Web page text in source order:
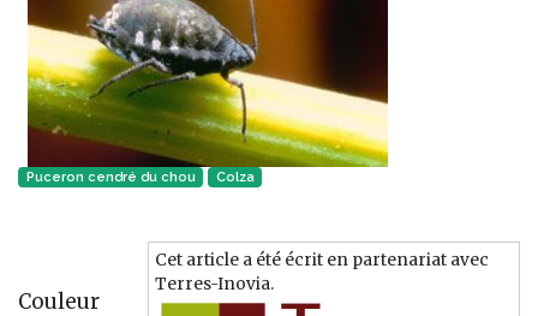
Puceron cendré du chou Colza
Cet article a été écrit en partenariat avec
Terres-Inovia.
Couleur